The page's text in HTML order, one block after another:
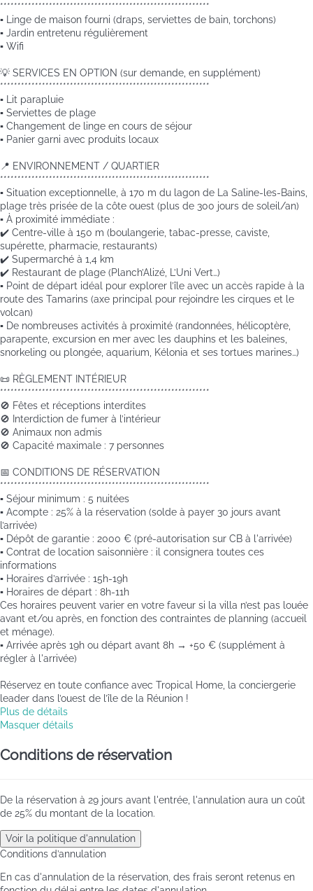
************************************************************
▪️ Linge de maison fourni (draps, serviettes de bain, torchons)
▪️ Jardin entretenu régulièrement
▪️ Wifi
💡 SERVICES EN OPTION (sur demande, en supplément)
************************************************************
▪️ Lit parapluie
▪️ Serviettes de plage
▪️ Changement de linge en cours de séjour
▪️ Panier garni avec produits locaux
📍 ENVIRONNEMENT / QUARTIER
************************************************************
▪️ Situation exceptionnelle, à 170 m du lagon de La Saline-les-Bains,
plage très prisée de la côte ouest (plus de 300 jours de soleil/an)
▪️ À proximité immédiate :
✔️ Centre-ville à 150 m (boulangerie, tabac-presse, caviste,
supérette, pharmacie, restaurants)
✔️ Supermarché à 1,4 km
✔️ Restaurant de plage (Planch’Alizé, L’Uni Vert…)
▪️ Point de départ idéal pour explorer l’île avec un accès rapide à la
route des Tamarins (axe principal pour rejoindre les cirques et le
volcan)
▪️ De nombreuses activités à proximité (randonnées, hélicoptère,
parapente, excursion en mer avec les dauphins et les baleines,
snorkeling ou plongée, aquarium, Kélonia et ses tortues marines…)
📜 RÈGLEMENT INTÉRIEUR
************************************************************
🚫 Fêtes et réceptions interdites
🚫 Interdiction de fumer à l’intérieur
🚫 Animaux non admis
🚫 Capacité maximale : 7 personnes
📅 CONDITIONS DE RÉSERVATION
************************************************************
▪️ Séjour minimum : 5 nuitées
▪️ Acompte : 25% à la réservation (solde à payer 30 jours avant
l’arrivée)
▪️ Dépôt de garantie : 2000 € (pré-autorisation sur CB à l'arrivée)
▪️ Contrat de location saisonnière : il consignera toutes ces
informations
▪️ Horaires d’arrivée : 15h-19h
▪️ Horaires de départ : 8h-11h
Ces horaires peuvent varier en votre faveur si la villa n’est pas louée
avant et/ou après, en fonction des contraintes de planning (accueil
et ménage).
▪️ Arrivée après 19h ou départ avant 8h → +50 € (supplément à
régler à l'arrivée)
Réservez en toute confiance avec Tropical Home, la conciergerie
leader dans l’ouest de l’île de la Réunion !
Plus de détails
Masquer détails
Conditions de réservation
De la réservation à 29 jours avant l'entrée, l'annulation aura un coût
de 25% du montant de la location.
Voir la politique d'annulation
Conditions d’annulation
En cas d'annulation de la réservation, des frais seront retenus en